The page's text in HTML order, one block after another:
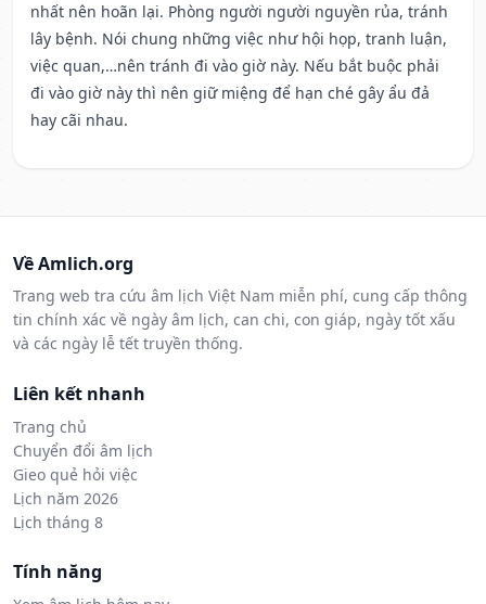
nhất nên hoãn lại. Phòng người người nguyền rủa, tránh
lây bệnh. Nói chung những việc như hội họp, tranh luận,
việc quan,…nên tránh đi vào giờ này. Nếu bắt buộc phải
đi vào giờ này thì nên giữ miệng để hạn ché gây ẩu đả
hay cãi nhau.
Về Amlich.org
Trang web tra cứu âm lịch Việt Nam miễn phí, cung cấp thông
tin chính xác về ngày âm lịch, can chi, con giáp, ngày tốt xấu
và các ngày lễ tết truyền thống.
Liên kết nhanh
Trang chủ
Chuyển đổi âm lịch
Gieo quẻ hỏi việc
Lịch năm 2026
Lịch tháng 8
Tính năng